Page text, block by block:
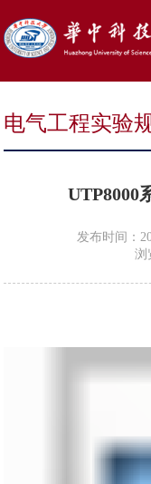
电气工程实验
UTP8000
发布时间：
浏